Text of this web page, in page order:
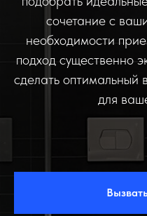
сочетание с
необходимости
подход существенно
сделать оптимальный
для